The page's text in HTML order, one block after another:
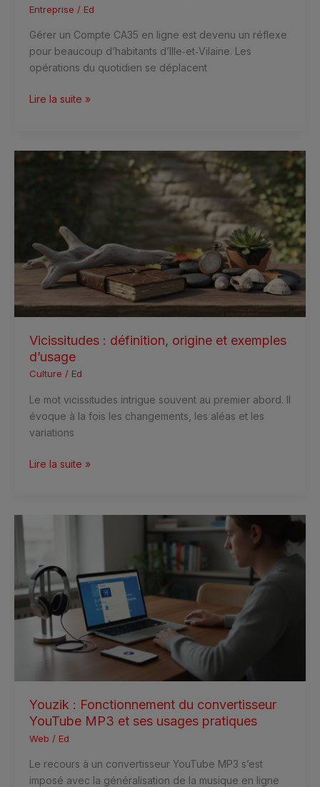
Entreprise / Ed
Gérer un Compte CA35 en ligne est devenu un réflexe
pour beaucoup d’habitants d’Ille‑et‑Vilaine. Les
opérations du quotidien se déplacent
en
Lire la suite »
Vicissitudes : définition, origine et exemples
d’usage
Culture / Ed
Le mot vicissitudes intrigue souvent au premier abord. Il
évoque à la fois les changements, les aléas et les
variations
Vicissitudes
exemples
d’usage
Lire la suite »
Youzik : Fonctionnement du convertisseur
YouTube MP3 et ses usages pratiques
Web / Ed
Le recours à un convertisseur YouTube MP3 s’est
imposé avec la généralisation de la musique en ligne
du
convertisseur
YouTube
MP3
et